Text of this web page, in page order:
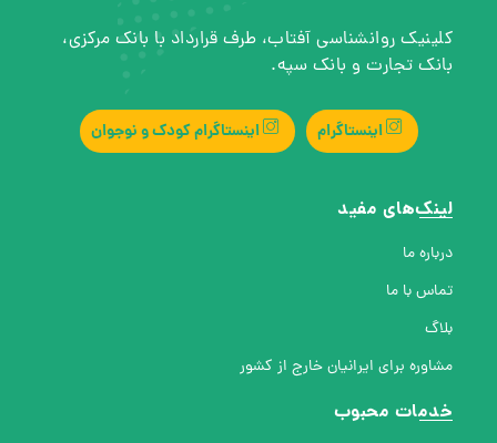
کلینیک روانشناسی آفتاب، طرف قرارداد با بانک مرکزی،
بانک تجارت و بانک سپه.
اینستاگرام اینستاگرام کودک و نوجوان
لینک‌های مفید
درباره ما
تماس با ما
بلاگ
مشاوره برای ایرانیان خارج از کشور
خدمات محبوب